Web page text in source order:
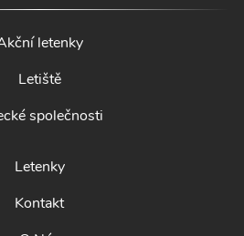
letenky
Letiště
společnosti
Letenky
Kontakt